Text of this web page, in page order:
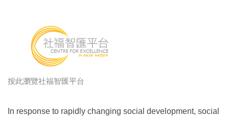
按此瀏覽社福智匯平台
In response to rapidly changing social development, social